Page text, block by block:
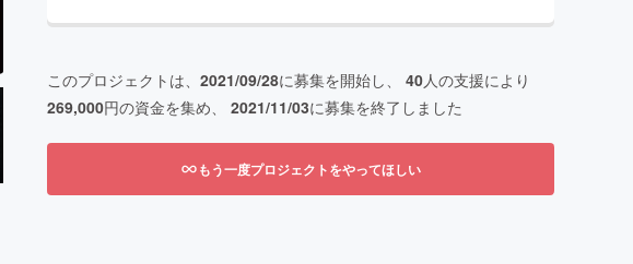
このプロジェクトは、 2021/09/28に募集を開始し、 40人の支援により
269,000円の資金を集め、 2021/11/03に募集を終了しました
もう一度プロジェクトをやってほしい